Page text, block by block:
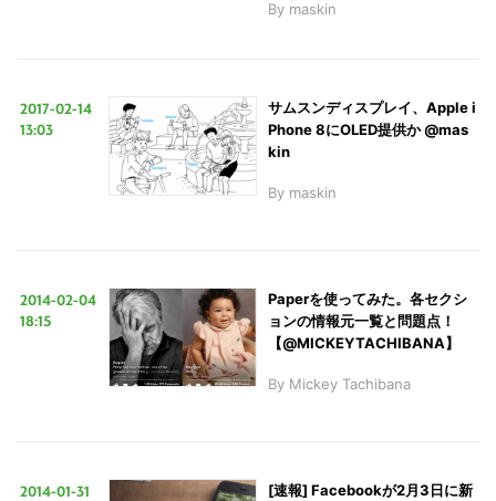
By maskin
2017-02-14
13:03
サムスンディスプレイ、Apple i
Phone 8にOLED提供か @mas
kin
By maskin
2014-02-04
18:15
Paperを使ってみた。各セクシ
ョンの情報元一覧と問題点！
【@MICKEYTACHIBANA】
By Mickey Tachibana
2014-01-31
[速報] Facebookが2月3日に新